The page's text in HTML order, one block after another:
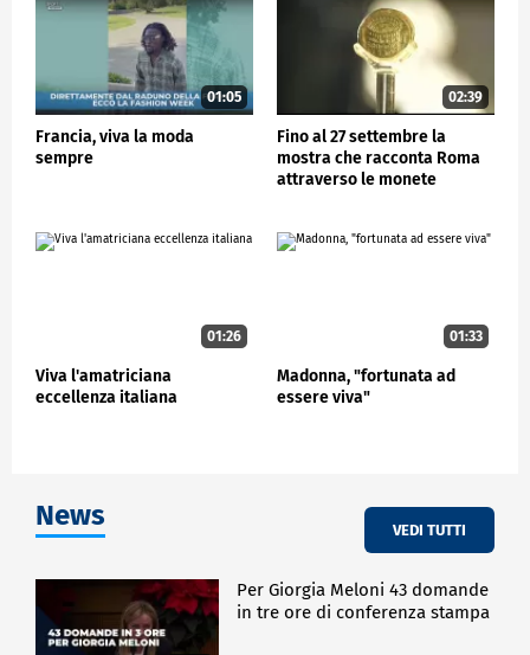
01:05
Francia, viva la moda
sempre
02:39
Fino al 27 settembre la
mostra che racconta Roma
attraverso le monete
01:26
Viva l'amatriciana
eccellenza italiana
01:33
Madonna, "fortunata ad
essere viva"
News VEDI TUTTI
Per Giorgia Meloni 43 domande
in tre ore di conferenza stampa